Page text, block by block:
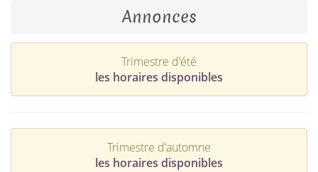
Annonces
Trimestre d'été
les horaires disponibles
Trimestre d'automne
les horaires disponibles